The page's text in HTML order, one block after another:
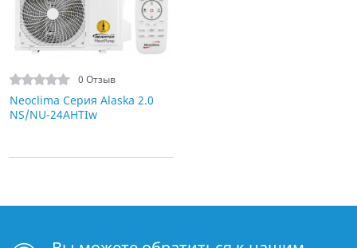
0 Отзыв
Neoclima Серия Alaska 2.0
NS/NU-24AHTIw